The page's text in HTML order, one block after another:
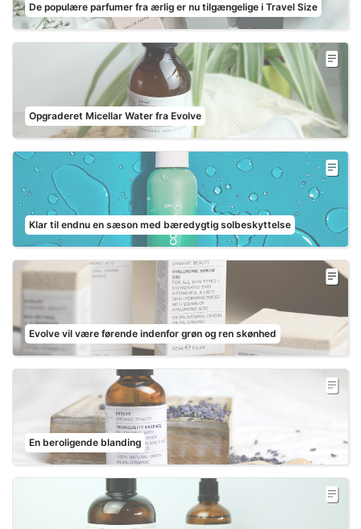
De populære parfumer fra ærlig er nu tilgængelige i Travel Size
Opgraderet Micellar Water fra Evolve
Klar til endnu en sæson med bæredygtig solbeskyttelse
Evolve vil være førende indenfor grøn og ren skønhed
En beroligende blanding